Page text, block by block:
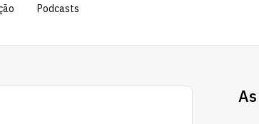
Podcasts